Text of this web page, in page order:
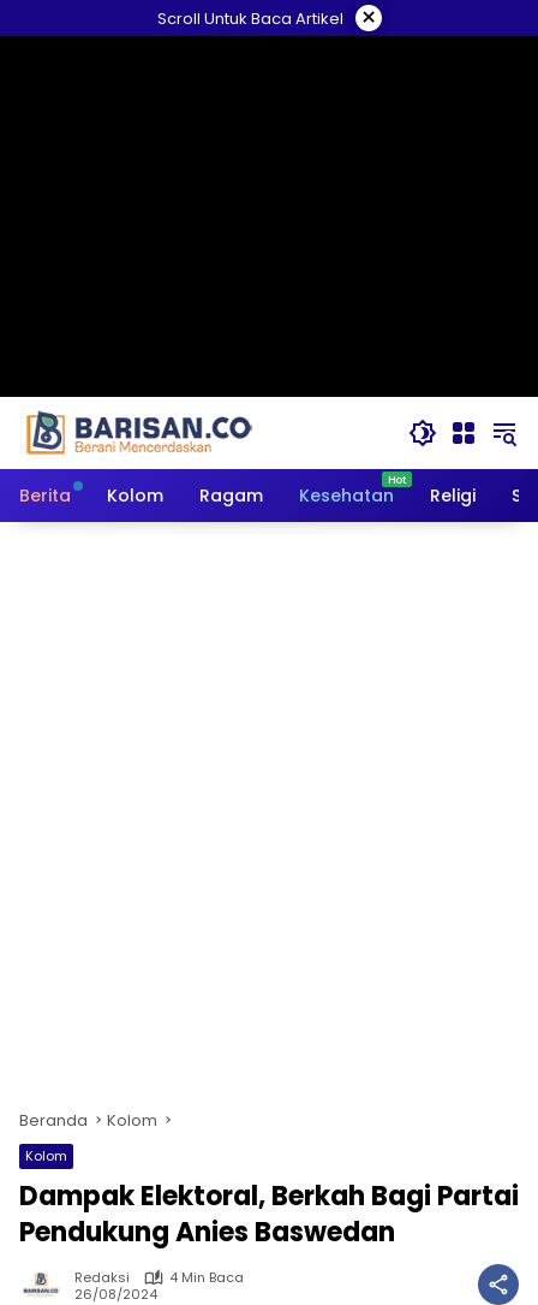
ke
Scroll Untuk Baca Artikel ×
Berita Kolom Ragam Kesehatan Religi
Beranda Kolom
Kolom
Dampak Elektoral, Berkah Bagi Partai
Pendukung Anies Baswedan
Redaksi
4 Min Baca
26/08/2024